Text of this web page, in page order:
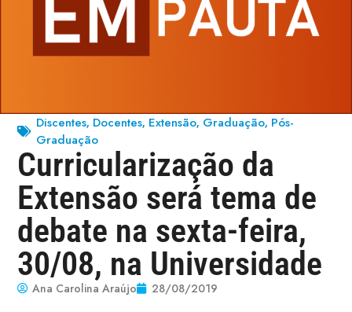
Discentes, Docentes, Extensão, Graduação, Pós-
Graduação
Curricularização da
Extensão será tema de
debate na sexta-feira,
30/08, na Universidade
Ana Carolina Araújo 28/08/2019